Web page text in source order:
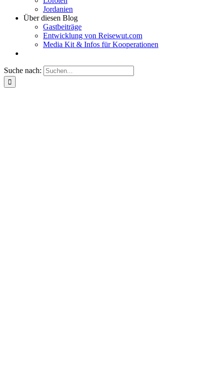
Jordanien
Über diesen Blog
Gastbeiträge
Entwicklung von Reisewut.com
Media Kit & Infos für Kooperationen
Suche nach: